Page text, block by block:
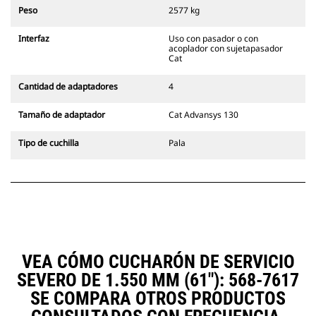
operador.
Cat son compatibles con las
Excavadoras de Cadenas 311-352 y
ruedas. También hay acopladores
disponibles.
sistema acoplador especializado
especializados CW cuentan con un
CW disponibles para todas las
excavadoras de ruedas y cadenas.
Peso 2577 kg
Interfaz
Uso con pasador o con
acoplador con sujetapasador
Cat
Cantidad de adaptadores 4
Tamaño de adaptador Cat Advansys 130
Tipo de cuchilla Pala
VEA CÓMO CUCHARÓN DE SERVICIO
SEVERO DE 1.550 MM (61"): 568-7617
SE COMPARA OTROS PRODUCTOS